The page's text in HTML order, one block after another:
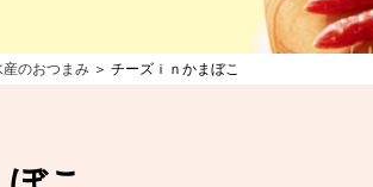
のおつまみ ＞ チーズｉｎかまぼこ